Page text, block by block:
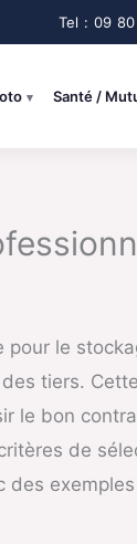
Santé /
pour le
tiers.
le bon
de